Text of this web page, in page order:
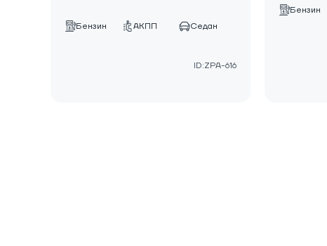
Бензин АКПП Седан
ID:ZPA-616
Бензин